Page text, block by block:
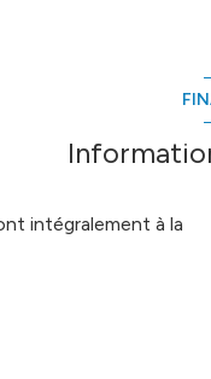
intégralement à la